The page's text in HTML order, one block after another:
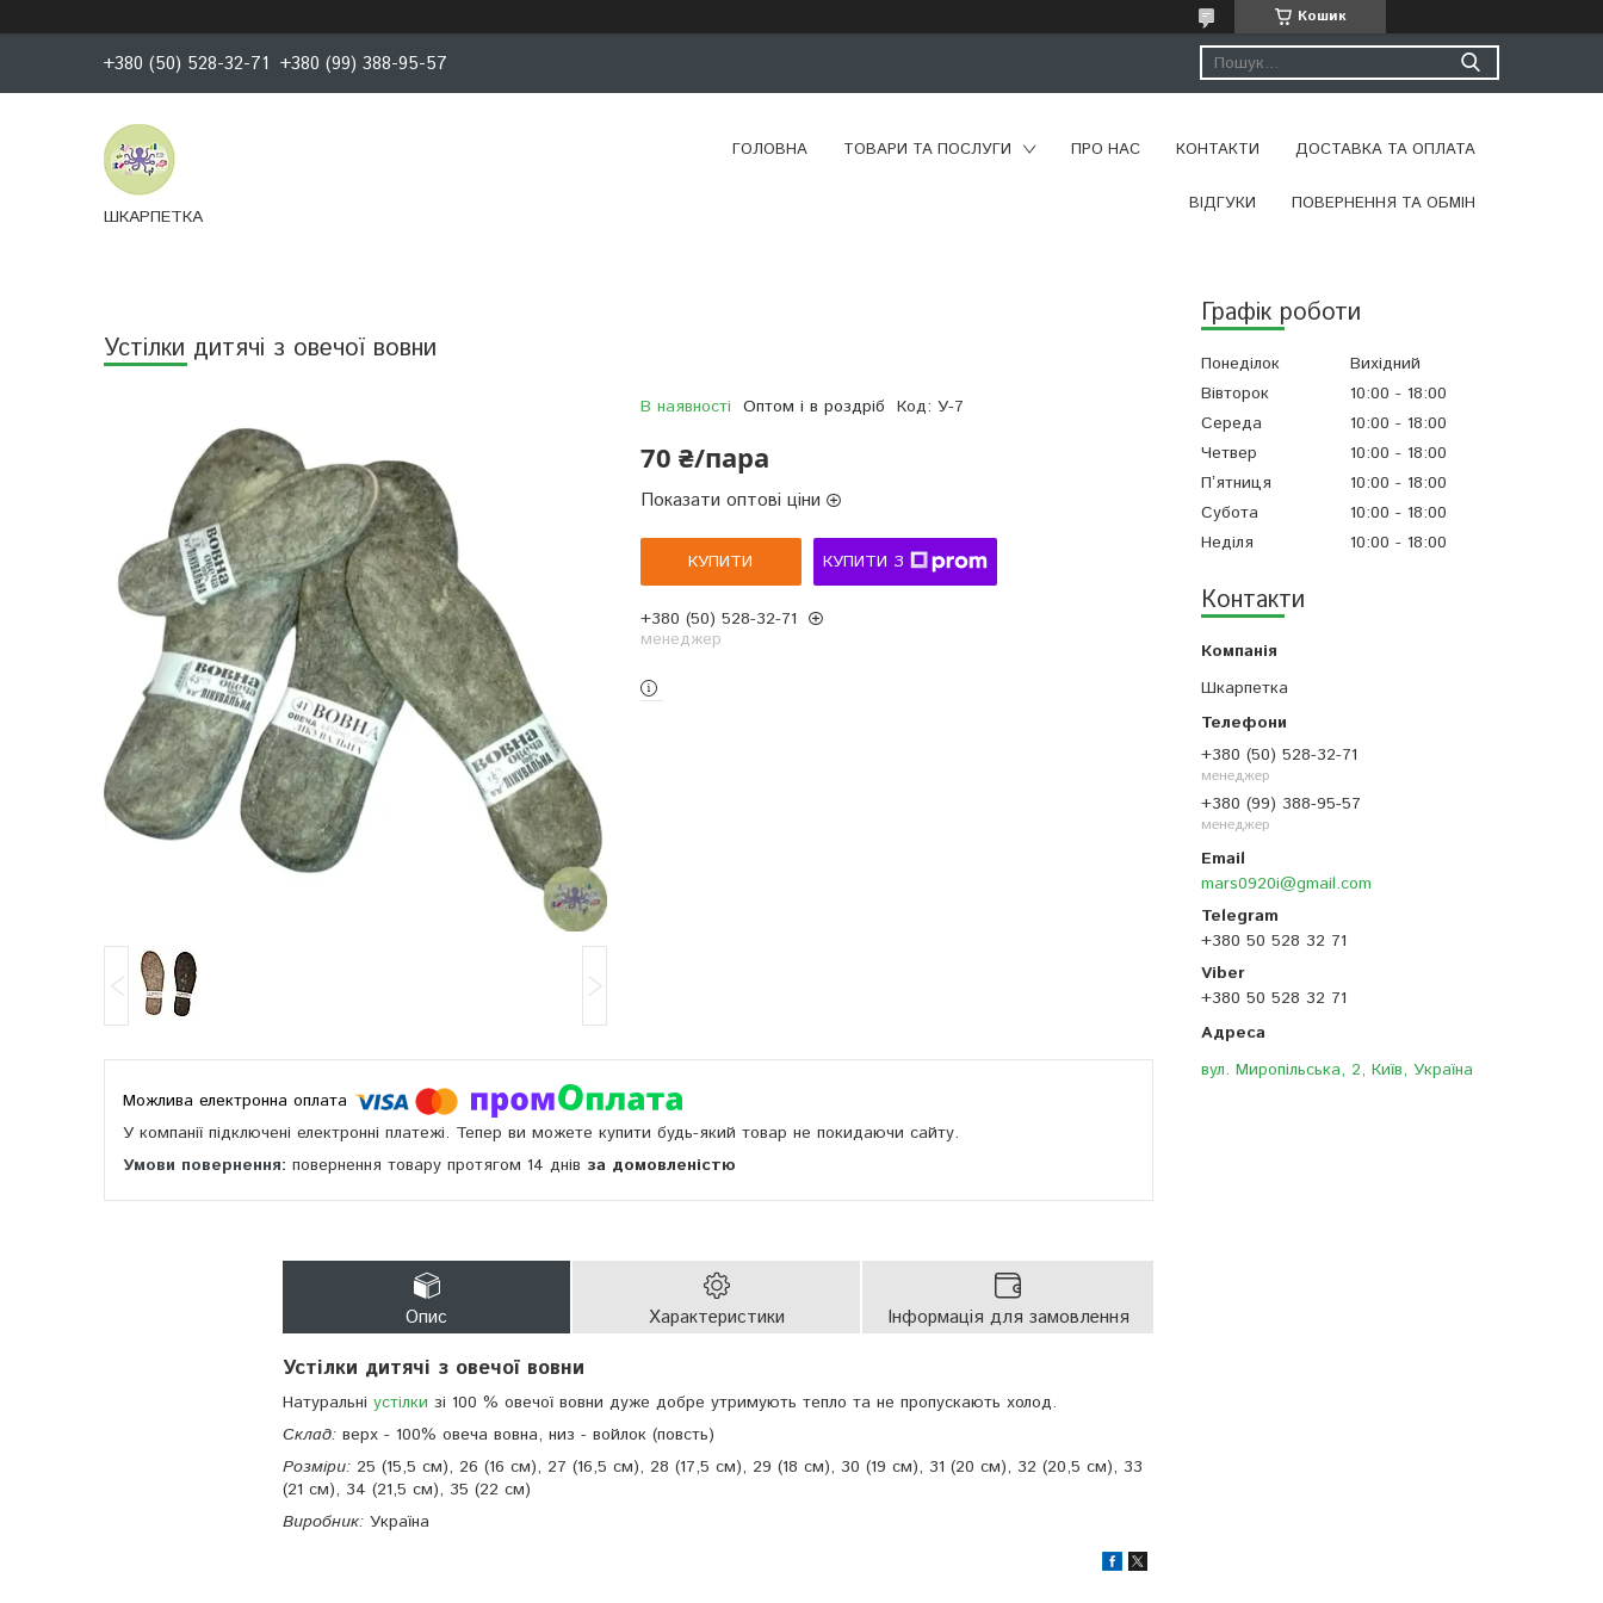
Кошик
+380 (50) 528-32-71 +380 (99) 388-95-57
ШКАРПЕТКА
ГОЛОВНА ТОВАРИ ТА ПОСЛУГИ ПРО НАС КОНТАКТИ ДОСТАВКА ТА ОПЛАТА
ВІДГУКИ ПОВЕРНЕННЯ ТА ОБМІН
Графік роботи
Понеділок
Вихідний
Вівторок
10:00
18:00
Середа
10:00
18:00
Четвер
10:00
18:00
Пʼятниця
10:00
18:00
Субота
10:00
18:00
Неділя
10:00 18:00
Контакти
Шкарпетка
+380 (50) 528-32-71
менеджер
+380 (99) 388-95-57
менеджер
mars0920i@gmail.com
+380 50 528 32 71
+380 50 528 32 71
вул. Миропільська, 2, Київ, Україна
Устілки дитячі з овечої вовни
В наявності Оптом і в роздріб Код: У-7
70 ₴/пара
Показати оптові ціни
КУПИТИ КУПИТИ З
+380 (50) 528-32-71
менеджер
У компанії підключені електронні платежі. Тепер ви можете купити будь-який товар не покидаючи сайту.
повернення товару протягом 14 днів за домовленістю
Опис Характеристики Інформація для замовлення
Устілки дитячі з овечої вовни
Натуральні устілки зі 100 % овечої вовни дуже добре утримують тепло та не пропускають холод.
Склад: верх - 100% овеча вовна, низ - войлок (повсть)
Розміри: 25 (15,5 см), 26 (16 см), 27 (16,5 см), 28 (17,5 см), 29 (18 см), 30 (19 см), 31 (20 см), 32 (20,5 см), 33
(21 см), 34 (21,5 см), 35 (22 см)
Виробник: Україна